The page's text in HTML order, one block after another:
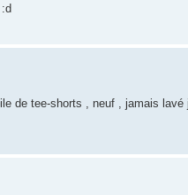
de tee-shorts , neuf , jamais lavé